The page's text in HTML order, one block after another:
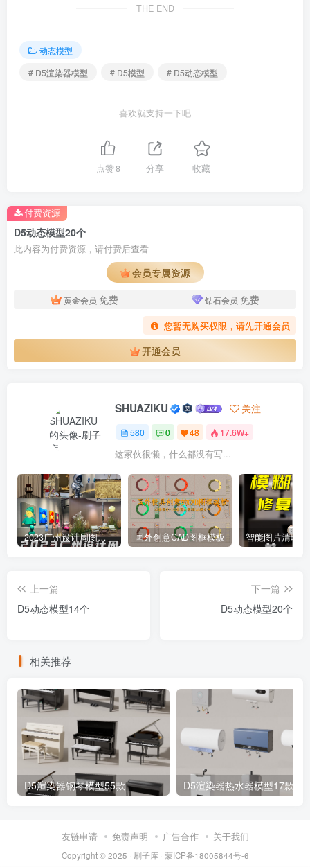
THE END
动态模型
# D5渲染器模型
# D5模型 # D5动态模型
喜欢就支持一下吧
点赞8 分享 收藏
D5动态模型20个
此内容为付费资源，请付费后查看
会员专属资源
黄金会员 免费 钻石会员 免费
您暂无购买权限，请先开通会员
开通会员
付费资源
SHUAZIKU 关注
580 0 48 17.6W+
这家伙很懒，什么都没有写...
2023广州设计周图集更新至8000多张高清图+联系方式 国外创意CAD图框模板
上一篇
D5动态模型14个
下一篇
D5动态模型20个
相关推荐
D5渲染器钢琴模型55款 D5渲染器热水器模型17款
友链申请 免责声明 广告合作 关于我们
Copyright © 2025 · 刷子库 · 蒙ICP备18005844号-6